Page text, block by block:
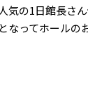
気の1日館長さん
なってホールの